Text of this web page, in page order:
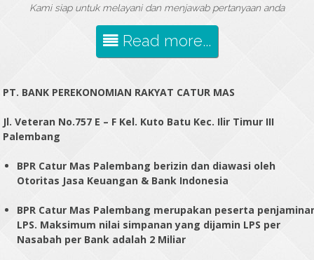
Kami siap untuk melayani dan menjawab pertanyaan anda
Read more...
PT. BANK PEREKONOMIAN RAKYAT CATUR MAS
Jl. Veteran No.757 E – F Kel. Kuto Batu Kec. Ilir Timur III
Palembang
BPR Catur Mas Palembang berizin dan diawasi oleh
Otoritas Jasa Keuangan & Bank Indonesia
BPR Catur Mas Palembang merupakan peserta
LPS. Maksimum nilai simpanan yang dijamin LPS per
Nasabah per Bank adalah 2 Miliar